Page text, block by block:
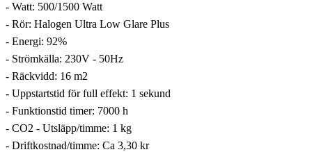
- Watt: 500/1500 Watt
- Rör: Halogen Ultra Low Glare Plus
- Energi: 92%
- Strömkälla: 230V - 50Hz
- Räckvidd: 16 m2
- Uppstartstid för full effekt: 1 sekund
- Funktionstid timer: 7000 h
- CO2 - Utsläpp/timme: 1 kg
- Driftkostnad/timme: Ca 3,30 kr